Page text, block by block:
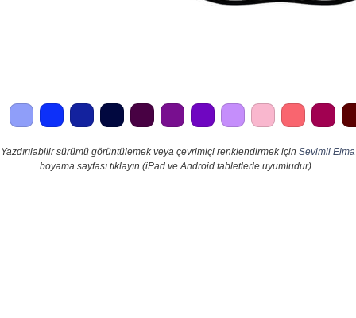
Yazdırılabilir sürümü görüntülemek veya çevrimiçi renklendirmek için Sevimli Elma
boyama sayfası tıklayın (iPad ve Android tabletlerle uyumludur).